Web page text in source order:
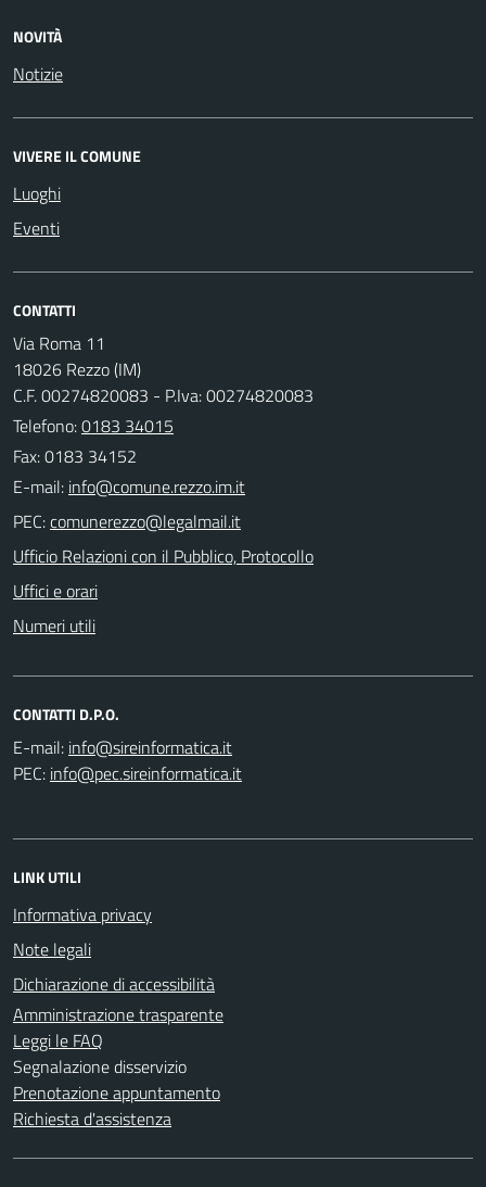
NOVITÀ
Notizie
VIVERE IL COMUNE
Luoghi
Eventi
CONTATTI
Via Roma 11
18026 Rezzo (IM)
C.F. 00274820083 - P.Iva: 00274820083
Telefono:0183 34015
Fax: 0183 34152
E-mail:
PEC:
Ufficio Relazioni con il Pubblico, Protocollo
Uffici e orari
Numeri utili
CONTATTI D.P.O.
E-mail:
PEC:
LINK UTILI
Informativa privacy
Note legali
Dichiarazione di accessibilità
Amministrazione trasparente
Leggi le FAQ
Segnalazione disservizio
Prenotazione appuntamento
Richiesta d'assistenza